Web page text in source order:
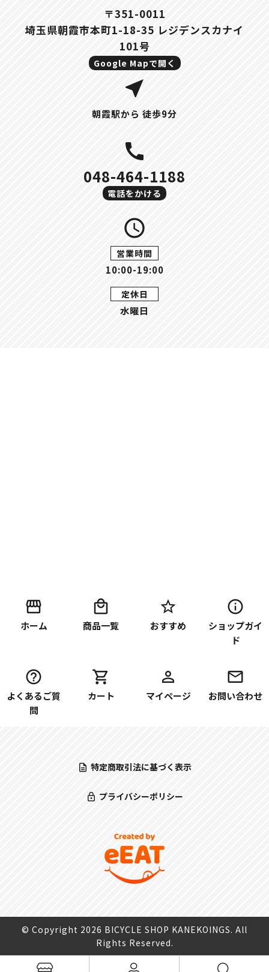
〒351-0011
埼玉県朝霞市本町1-18-35 レジデンスカナイ
101号
Google Mapで開く
near_me
朝霞駅から 徒歩9分
call
048-464-1188
電話をかける
query_builder
営業時間
10:00-19:00
定休日
水曜日
ホーム 商品一覧 おすすめ
ショップガイ
ド
よくあるご質
問
カート マイページ お問い合わせ
特定商取引法に基づく表示
プライバシーポリシー
© Copyright 2026 BICYCLE SHOP KANEKOINGS. All
Rights Reserved.